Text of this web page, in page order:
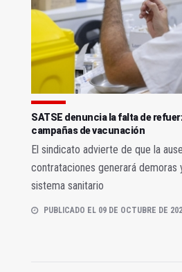
SATSE denuncia la falta de
campañas de vacunación
El sindicato advierte de que la
contrataciones generará demoras
sistema sanitario
PUBLICADO EL 09 DE OCTUBRE DE